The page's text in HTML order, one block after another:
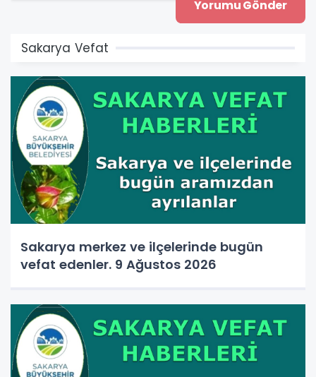
Sakarya Vefat
Sakarya merkez ve ilçelerinde bugün
vefat edenler. 9 Ağustos 2026